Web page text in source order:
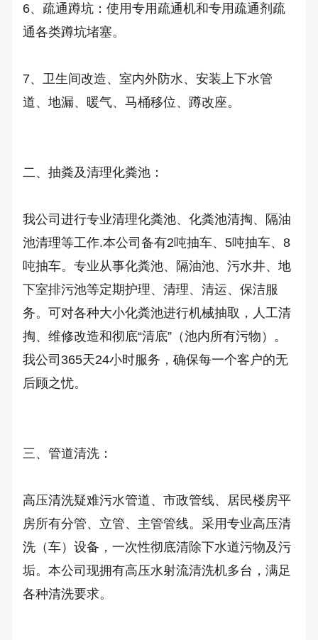
6、疏通蹲坑：使用专用疏通机和专用疏通剂疏
通各类蹲坑堵塞。
7、卫生间改造、室内外防水、安装上下水管
道、地漏、暖气、马桶移位、蹲改座。
二、抽粪及清理化粪池：
我公司进行专业清理化粪池、化粪池清掏、隔油
池清理等工作.本公司备有2吨抽车、5吨抽车、8
吨抽车。专业从事化粪池、隔油池、污水井、地
下室排污池等定期护理、清理、清运、保洁服
务。可对各种大小化粪池进行机械抽取，人工清
掏、维修改造和彻底“清底”（池内所有污物）。
我公司365天24小时服务，确保每一个客户的无
后顾之忧。
三、管道清洗：
高压清洗疑难污水管道、市政管线、居民楼房平
房所有分管、立管、主管管线。采用专业高压清
洗（车）设备，一次性彻底清除下水道污物及污
垢。本公司现拥有高压水射流清洗机多台，满足
各种清洗要求。